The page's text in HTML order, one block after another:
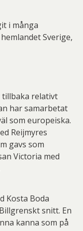
i många
Sverige,
tillbaka relativt
har samarbetat
som europeiska.
Reijmyres
gavs som
Victoria med
Kosta Boda
snitt. En
kanna som på